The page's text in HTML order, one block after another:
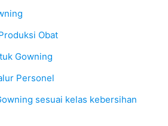
Obat
Gowning
Personel
sesuai kelas kebersihan